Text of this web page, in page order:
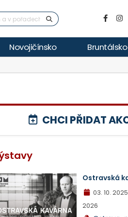
Novojičínsko Bruntálsko
CHCI PŘIDAT
Ostravská
03. 10. 2025
2026